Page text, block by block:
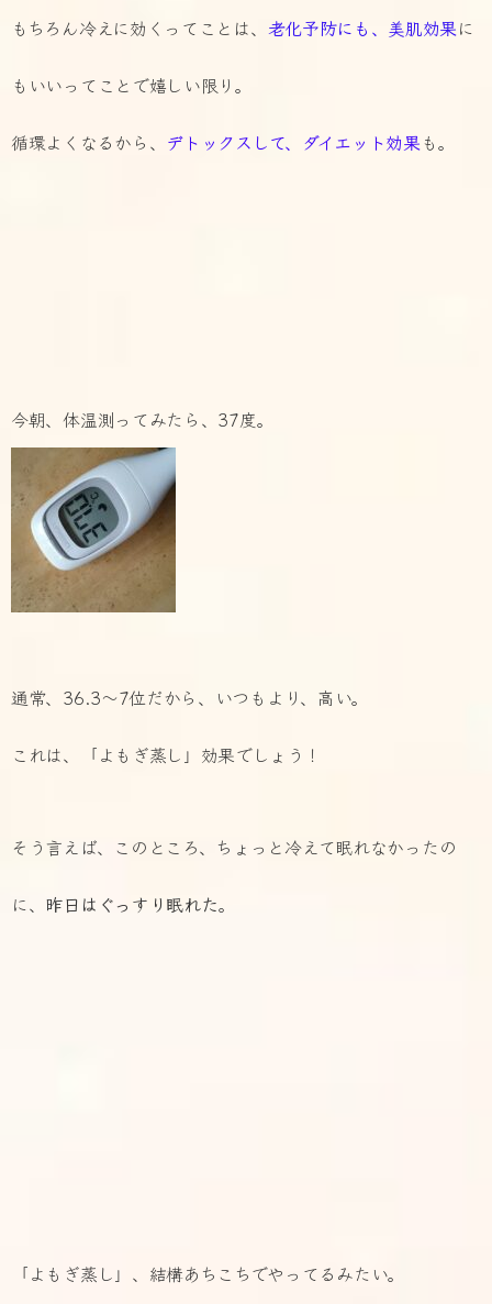
もちろん冷えに効くってことは、 老化予防にも、美肌効果に
もいいってことで嬉しい限り。
循環よくなるから、 デトックスして、ダイエット効果も。
今朝、体温測ってみたら、37度。
通常、36.3～7位だから、いつもより、高い。
これは、「よもぎ蒸し」効果でしょう！
そう言えば、このところ、ちょっと冷えて眠れなかったの
に、 昨日はぐっすり眠れた。
「よもぎ蒸し」、結構あちこちでやってるみたい。